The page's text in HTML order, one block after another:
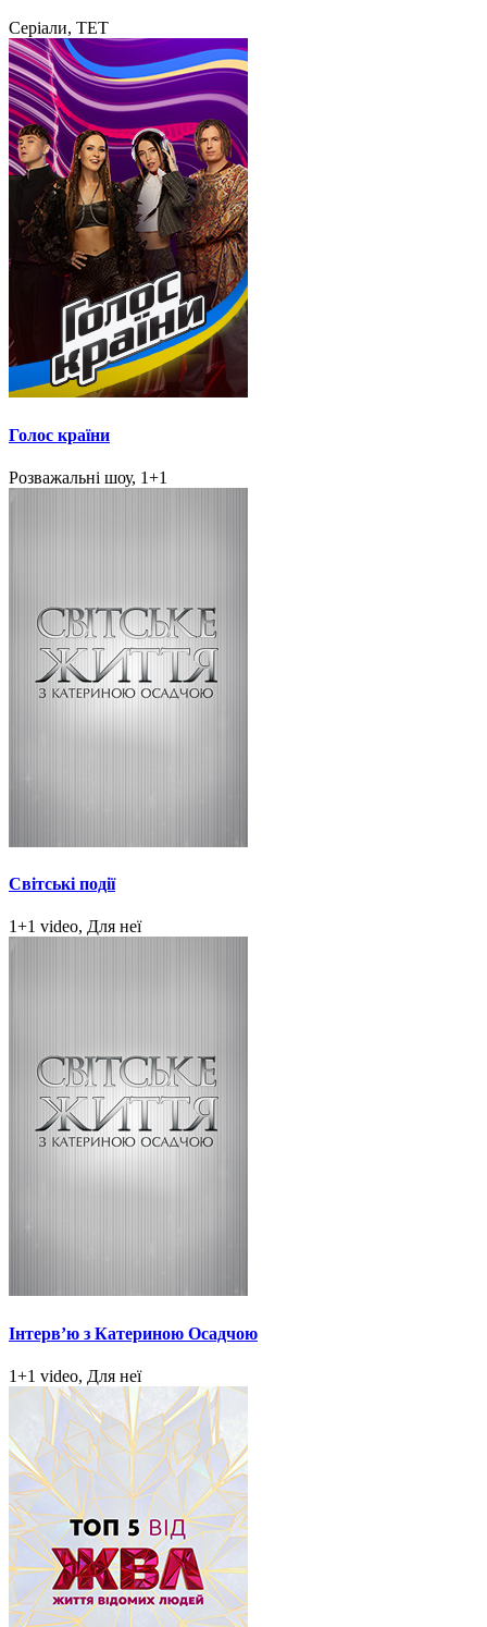
Серіали, ТЕТ
Голос країни
Розважальні шоу, 1+1
Світські події
1+1 video, Для неї
Інтерв’ю з Катериною Осадчою
1+1 video, Для неї